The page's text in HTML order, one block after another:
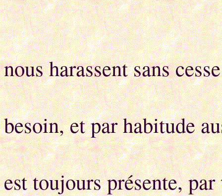
Nos
nous harassent sans cesse
besoin, et par habitude
est toujours présente, par